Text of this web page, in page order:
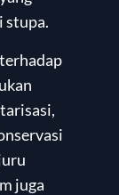
stupa.
juga